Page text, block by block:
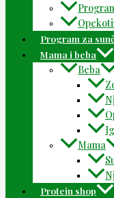
Program za
Mama i beba
Beba
Mama
Protein shop